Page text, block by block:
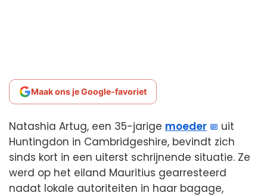
Maak ons je Google-favoriet
Natashia Artug, een 35-jarige moeder
uit
Huntingdon in Cambridgeshire, bevindt zich
sinds kort in een uiterst schrijnende situatie. Ze
werd op het eiland Mauritius gearresteerd
nadat lokale autoriteiten in haar bagage,